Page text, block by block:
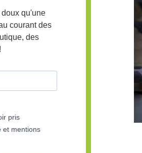
qu'une
courant des
des
pris
et mentions